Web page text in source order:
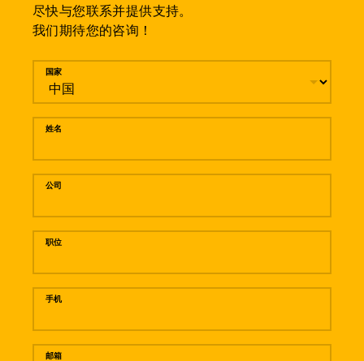
尽快与您联系并提供支持。
我们期待您的咨询！
留言
国家
姓名
公司
职位
手机
邮箱